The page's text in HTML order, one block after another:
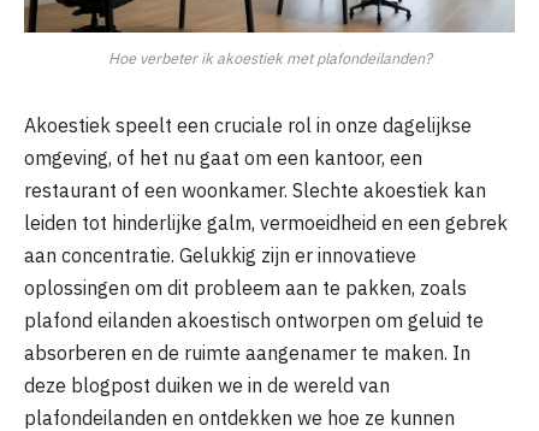
Hoe verbeter ik akoestiek met plafondeilanden?
Akoestiek speelt een cruciale rol in onze dagelijkse
omgeving, of het nu gaat om een kantoor, een
restaurant of een woonkamer. Slechte akoestiek kan
leiden tot hinderlijke galm, vermoeidheid en een gebrek
aan concentratie. Gelukkig zijn er innovatieve
oplossingen om dit probleem aan te pakken, zoals
plafond eilanden akoestisch ontworpen om geluid te
absorberen en de ruimte aangenamer te maken. In
deze blogpost duiken we in de wereld van
plafondeilanden en ontdekken we hoe ze kunnen